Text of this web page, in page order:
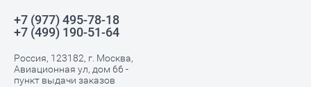
+7 (977) 495-78-18
+7 (499) 190-51-64
Россия, 123182, г. Москва,
Авиационная ул, дом 66 -
пункт выдачи заказов